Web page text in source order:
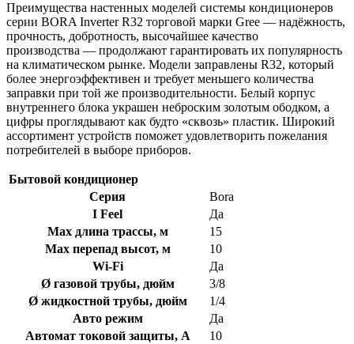
Преимущества настенных моделей системы кондиционеров
серии BORA Inverter R32 торговой марки Gree — надёжность,
прочность, добротность, высочайшее качество
производства — продолжают гарантировать их популярность
на климатическом рынке. Модели заправлены R32, который
более энергоэффективен и требует меньшего количества
заправки при той же производительности. Белый корпус
внутреннего блока украшен неброским золотым ободком, а
цифры проглядывают как будто «сквозь» пластик. Широкий
ассортимент устройств поможет удовлетворить пожелания
потребителей в выборе приборов.
Бытовой кондиционер
Серия
Bora
I Feel
Да
Max длина трассы, м
15
Max перепад высот, м
10
Wi-Fi
Да
Ø газовой трубы, дюйм
3/8
Ø жидкостной трубы, дюйм
1/4
Авто режим
Да
Автомат токовой защиты, А
10